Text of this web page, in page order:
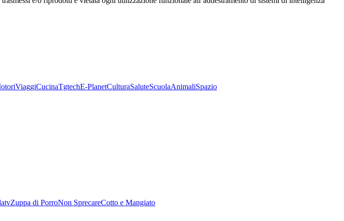
ViaggiCucinaTgtechE-PlanetCulturaSaluteScuolaAnimaliSpazio
Zuppa di PorroNon SprecareCotto e Mangiato